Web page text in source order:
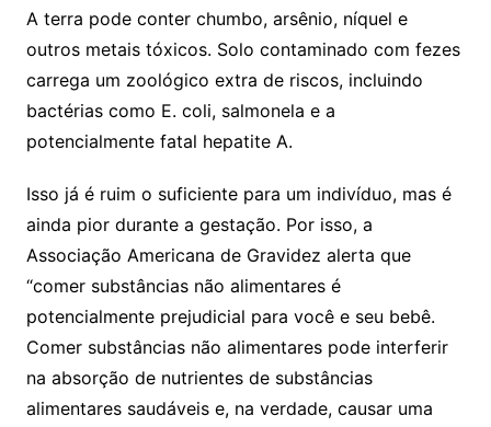
A terra pode conter chumbo, arsênio, níquel e
outros metais tóxicos. Solo contaminado com fezes
carrega um zoológico extra de riscos, incluindo
bactérias como E. coli, salmonela e a
potencialmente fatal hepatite A.
Isso já é ruim o suficiente para um indivíduo, mas é
ainda pior durante a gestação. Por isso, a
Associação Americana de Gravidez alerta que
“comer substâncias não alimentares é
potencialmente prejudicial para você e seu bebê.
Comer substâncias não alimentares pode interferir
na absorção de nutrientes de substâncias
alimentares saudáveis ​​e, na verdade, causar uma